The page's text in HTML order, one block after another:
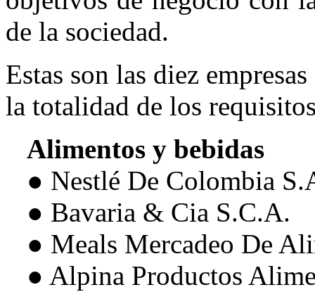
de la sociedad.
Estas son las diez
la totalidad de los
Alimentos y bebidas
● Nestlé De Colombia
● Bavaria & Cia S.C.A.
● Meals Mercadeo De
● Alpina Productos